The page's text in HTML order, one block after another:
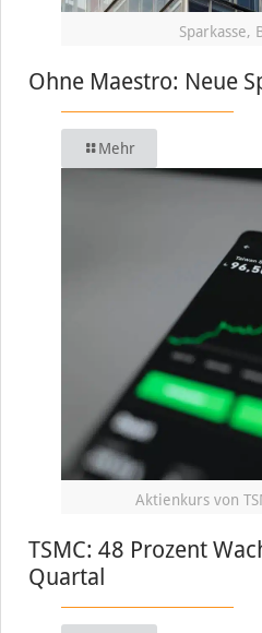
Sparkasse,
Ohne Maestro: Neue
Mehr
Aktienkurs von
TSMC: 48 Prozent
Quartal